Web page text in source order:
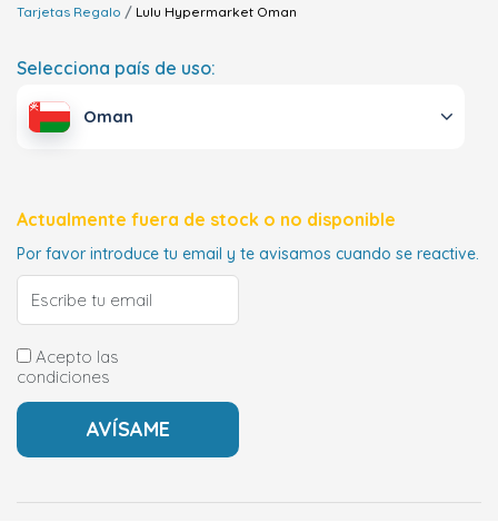
Tarjetas Regalo Lulu Hypermarket Oman
Selecciona país de uso:
Oman
Actualmente fuera de stock o no disponible
Por favor introduce tu email y te avisamos cuando se reactive.
Acepto las
condiciones